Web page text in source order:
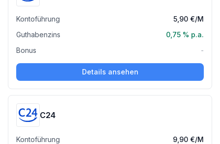
Kontoführung 5,90 €/M
Guthabenzins
0,75 % p.a.
Bonus
-
Details ansehen
C24
Kontoführung 9,90 €/M